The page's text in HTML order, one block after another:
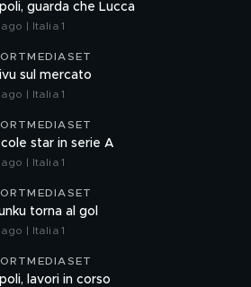
guarda che Lucca
| Italia 1
sul mercato
| Italia 1
star in serie A
| Italia 1
torna al gol
| Italia 1
lavori in corso